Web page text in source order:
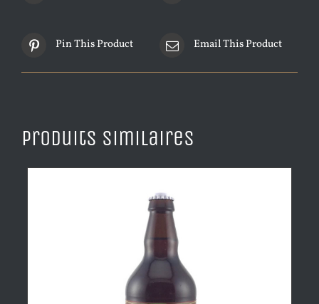
Pin This Product Email This Product
Produits similaires